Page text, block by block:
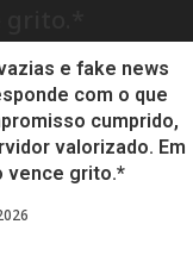
e fake news
com o que
cumprido,
valorizado. Em
vence grito.*